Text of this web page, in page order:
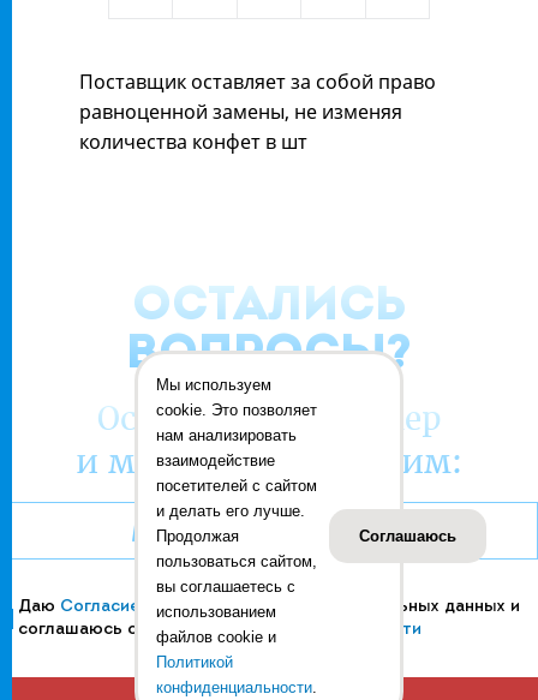
КрутФрут
Групп
групп
групп
Групп
вкус
Групп
Поставщик оставляет за собой право
равноценной замены, не изменяя
количества конфет в шт
ОСТАЛИСЬ
ВОПРОСЫ?
Оставьте ваш номер
и мы вам перезвоним:
Даю Согласие
на обработку своих персональных данных и
соглашаюсь с
Политикой конфиденциальности
Мы используем
cookie. Это позволяет
нам анализировать
взаимодействие
посетителей с сайтом
и делать его лучше.
Продолжая
пользоваться сайтом,
вы соглашаетесь с
использованием
файлов cookie и
Политикой
конфиденциальности
Соглашаюсь